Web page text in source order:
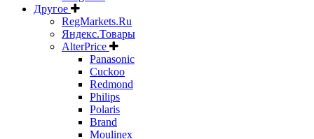
Другое
RegMarkets.Ru
Яндекс.Товары
AlterPrice
Panasonic
Cuckoo
Redmond
Philips
Polaris
Brand
Moulinex